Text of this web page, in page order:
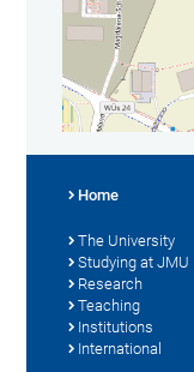
Home
The University
Studying at JMU
Research
Teaching
Institutions
International